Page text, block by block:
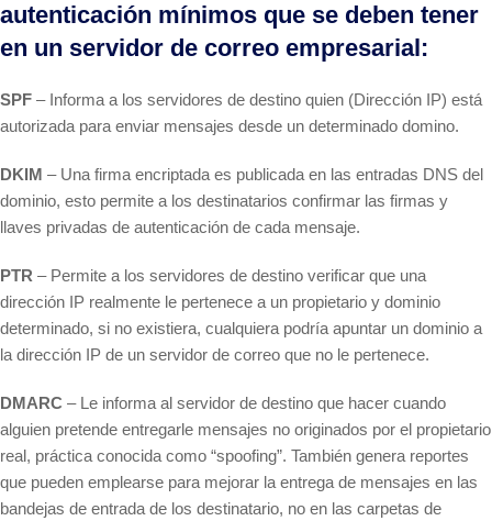
autenticación mínimos que se deben tener
en un servidor de correo empresarial:
SPF – Informa a los servidores de destino quien (Dirección IP) está
autorizada para enviar mensajes desde un determinado domino.
DKIM – Una firma encriptada es publicada en las entradas DNS del
dominio, esto permite a los destinatarios confirmar las firmas y
llaves privadas de autenticación de cada mensaje.
PTR – Permite a los servidores de destino verificar que una
dirección IP realmente le pertenece a un propietario y dominio
determinado, si no existiera, cualquiera podría apuntar un dominio a
la dirección IP de un servidor de correo que no le pertenece.
DMARC – Le informa al servidor de destino que hacer cuando
alguien pretende entregarle mensajes no originados por el propietario
real, práctica conocida como “spoofing”. También genera reportes
que pueden emplearse para mejorar la entrega de mensajes en las
bandejas de entrada de los destinatario, no en las carpetas de